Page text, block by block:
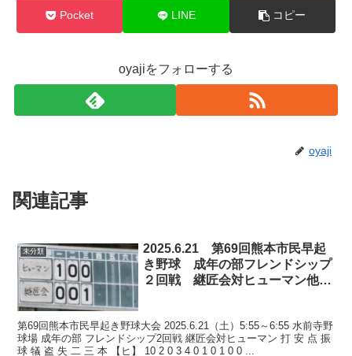
Pocket LINE コピー
oyajiをフォローする
oyaji
関連記事
未分類
2025.6.21 第69回熊本市民早起
き野球 成年の部フレンドシップ
２回戦 継匠会対ヒューマン他21
第69回熊本市民早起き野球大会 2025.6.21（土）5:55～6:55 水前寺野
球場 成年の部 フレンドシップ2回戦 継匠会対ヒューマン 打 安 点 振
球 犠 盗 失 二 三 本 【ヒ】 10 2 0 3 4 0 1 0 1 0 0 ...